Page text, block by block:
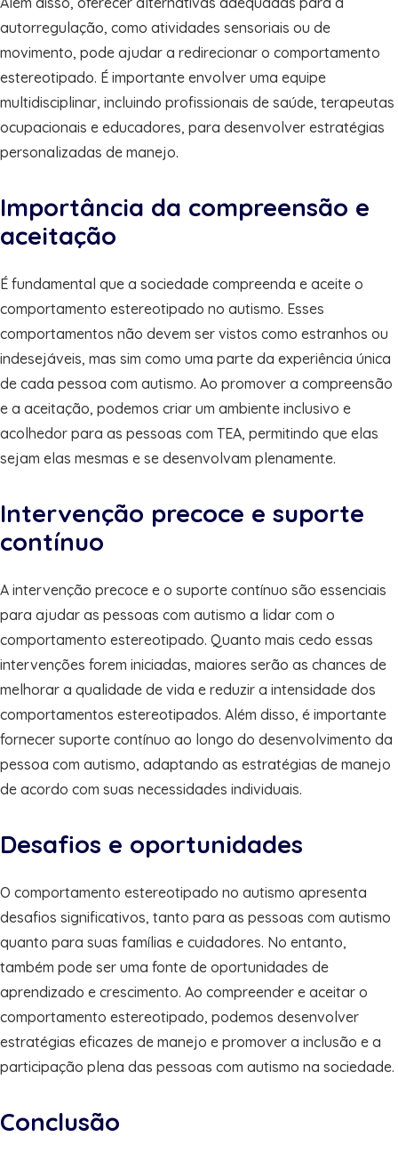
autorregulação, como atividades sensoriais ou de
movimento, pode ajudar a redirecionar o comportamento
estereotipado. É importante envolver uma equipe
multidisciplinar, incluindo profissionais de saúde, terapeutas
ocupacionais e educadores, para desenvolver estratégias
personalizadas de manejo.
Importância da compreensão e
aceitação
É fundamental que a sociedade compreenda e aceite o
comportamento estereotipado no autismo. Esses
comportamentos não devem ser vistos como estranhos ou
indesejáveis, mas sim como uma parte da experiência única
de cada pessoa com autismo. Ao promover a compreensão
e a aceitação, podemos criar um ambiente inclusivo e
acolhedor para as pessoas com TEA, permitindo que elas
sejam elas mesmas e se desenvolvam plenamente.
Intervenção precoce e suporte
contínuo
A intervenção precoce e o suporte contínuo são essenciais
para ajudar as pessoas com autismo a lidar com o
comportamento estereotipado. Quanto mais cedo essas
intervenções forem iniciadas, maiores serão as chances de
melhorar a qualidade de vida e reduzir a intensidade dos
comportamentos estereotipados. Além disso, é importante
fornecer suporte contínuo ao longo do desenvolvimento da
pessoa com autismo, adaptando as estratégias de manejo
de acordo com suas necessidades individuais.
Desafios e oportunidades
O comportamento estereotipado no autismo apresenta
desafios significativos, tanto para as pessoas com autismo
quanto para suas famílias e cuidadores. No entanto,
também pode ser uma fonte de oportunidades de
aprendizado e crescimento. Ao compreender e aceitar o
comportamento estereotipado, podemos desenvolver
estratégias eficazes de manejo e promover a inclusão e a
participação plena das pessoas com autismo na sociedade.
Conclusão